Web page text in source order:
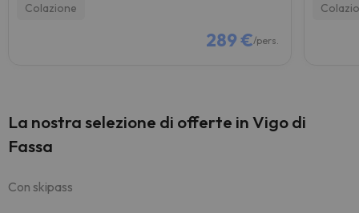
Colazione
289 €/pers.
La nostra selezione di offerte in Vigo di
Fassa
Con skipass